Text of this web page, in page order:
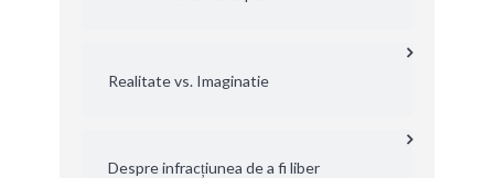
Realitate vs. Imaginatie
Despre infracțiunea de a fi liber